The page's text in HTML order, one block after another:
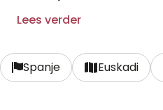
zuri- en
De intense minerale en
samen met het tropische
Lees verder
Spanje Euskadi